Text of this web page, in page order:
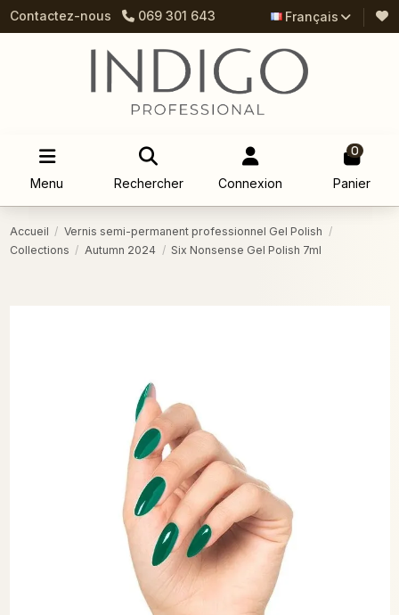
Contactez-nous 069 301 643 Français
Menu Rechercher Connexion
0
Panier
Accueil
Vernis semi-permanent professionnel Gel Polish
Collections
Autumn 2024 Six Nonsense Gel Polish 7ml